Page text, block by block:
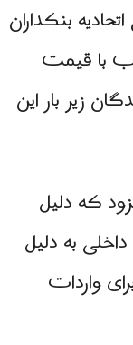
بنکداران
با قیمت
زیر بار این
که دلیل
به دلیل
واردات